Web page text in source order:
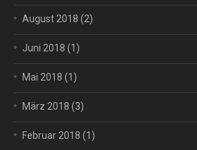
August 2018 (2)
Juni 2018 (1)
Mai 2018 (1)
März 2018 (3)
Februar 2018 (1)